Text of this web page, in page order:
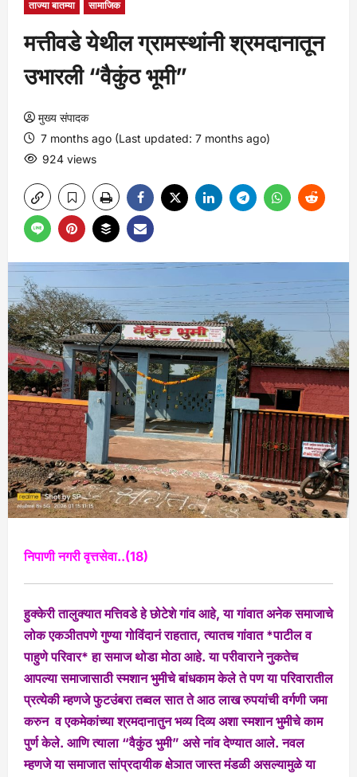
ताज्या बातम्या सामाजिक
मत्तीवडे येथील ग्रामस्थांनी श्रमदानातून
उभारली “वैकुंठ भूमी”
मुख्य संपादक
7 months ago (Last updated: 7 months ago)
924 views
निपाणी नगरी वृत्तसेवा..(18)
हुक्केरी तालुक्यात मत्तिवडे हे छोटेशे गांव आहे, या गांवात अनेक समाजाचे
लोक एकञीतपणे गुण्या गोविंदानं राहतात, त्यातच गांवात *पाटील व
पाहुणे परिवार* हा समाज थोडा मोठा आहे. या परीवाराने नुकतेच
आपल्या समाजासाठी स्मशान भुमीचे बांधकाम केले ते पण या परिवारातील
प्रत्येकी म्हणजे फुटउंबरा तब्वल सात ते आठ लाख रुपयांची वर्गणी जमा
करुन व एकमेकांच्या श्रमदानातुन भव्य दिव्य अशा स्मशान भुमीचे काम
पुर्ण केले. आणि त्याला “वैकुंठ भुमी” असे नांव देण्यात आले. नवल
म्हणजे या समाजात सांप्रदायीक क्षेञात जास्त मंडळी असल्यामुळे या